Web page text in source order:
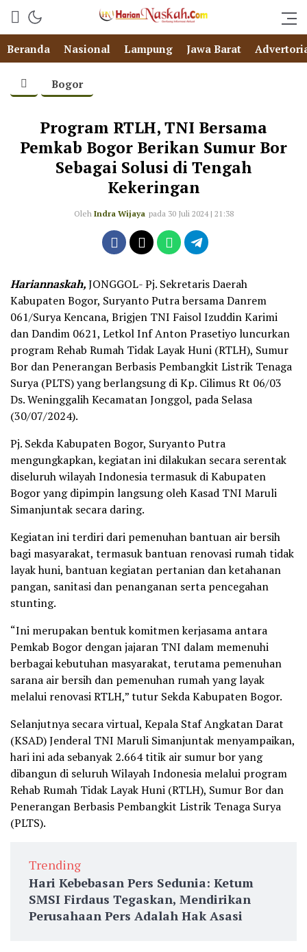
Beranda Nasional Lampung Jawa Barat
Bogor
Program RTLH, TNI Bersama
Pemkab Bogor Berikan Sumur Bor
Sebagai Solusi di Tengah
Kekeringan
Oleh Indra Wijaya pada 30 Juli 2024 | 21:38
Hariannaskah,JONGGOL- Pj. Sekretaris Daerah
Kabupaten Bogor, Suryanto Putra bersama Danrem
061/Surya Kencana, Brigjen TNI Faisol Izuddin Karimi
dan Dandim 0621, Letkol Inf Anton Prasetiyo luncurkan
program Rehab Rumah Tidak Layak Huni (RTLH), Sumur
Bor dan Penerangan Berbasis Pembangkit Listrik Tenaga
Surya (PLTS) yang berlangsung di Kp. Cilimus Rt 06/03
Ds. Weninggalih Kecamatan Jonggol, pada Selasa
(30/07/2024).
Pj. Sekda Kabupaten Bogor, Suryanto Putra
mengungkapkan, kegiatan ini dilakukan secara serentak
diseluruh wilayah Indonesia termasuk di Kabupaten
Bogor yang dipimpin langsung oleh Kasad TNI Maruli
Simanjuntak secara daring.
Kegiatan ini terdiri dari pemenuhan bantuan air bersih
bagi masyarakat, termasuk bantuan renovasi rumah tidak
layak huni, bantuan kegiatan pertanian dan ketahanan
pangan, sanitasi dan penanganan serta pencegahan
stunting.
“Ini merupakan bentuk komitmen kerjasama antara
Pemkab Bogor dengan jajaran TNI dalam memenuhi
berbagai kebutuhan masyarakat, terutama pemenuhan
sarana air bersih dan pemenuhan rumah yang layak
melalui renovasi RTLH,” tutur Sekda Kabupaten Bogor.
Selanjutnya secara virtual, Kepala Staf Angkatan Darat
(KSAD) Jenderal TNI Maruli Simanjuntak menyampaikan,
hari ini ada sebanyak 2.664 titik air sumur bor yang
dibangun di seluruh Wilayah Indonesia melalui program
Rehab Rumah Tidak Layak Huni (RTLH), Sumur Bor dan
Penerangan Berbasis Pembangkit Listrik Tenaga Surya
(PLTS).
Trending
Hari Kebebasan Pers Sedunia: Ketum
SMSI Firdaus Tegaskan, Mendirikan
Perusahaan Pers Adalah Hak Asasi